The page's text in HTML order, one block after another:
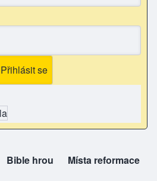
tab)
Bible hrou
(opens in new tab)Místa reformace
(opens in new tab)